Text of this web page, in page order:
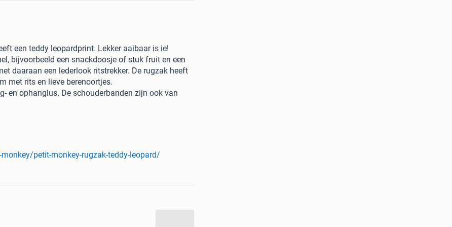
een teddy leopardprint. Lekker aaibaar is ie!
bijvoorbeeld een snackdoosje of stuk fruit en een
daaraan een lederlook ritstrekker. De rugzak heeft
met rits en lieve berenoortjes.
en ophanglus. De schouderbanden zijn ook van
teddy borg. De tas mag met de hand gewassen
petit-monkey-rugzak-teddy-leopard/